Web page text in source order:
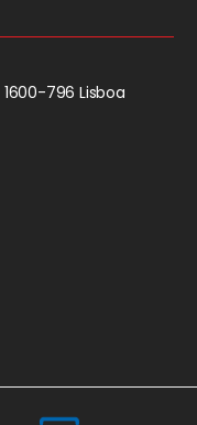
1600-796 Lisboa